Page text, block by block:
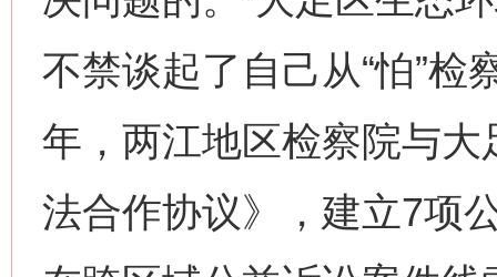
不禁谈起了自己从“怕”检
年，两江地区检察院与
法合作协议》，建立7项